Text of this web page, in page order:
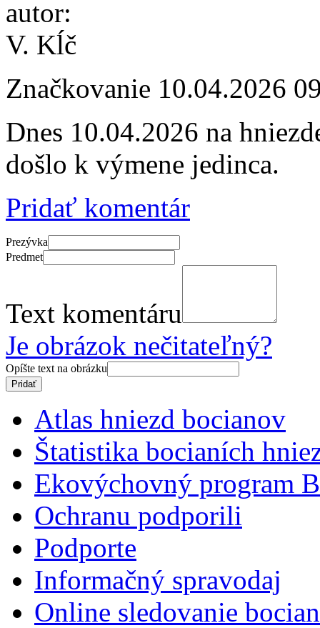
autor:
V. Kĺč
Značkovanie 10.04.2026
Dnes 10.04.2026 na
došlo k výmene jedinca.
Pridať komentár
Prezývka
Predmet
Text komentáru
Je obrázok nečitateľný?
Opíšte text na obrázku
Atlas hniezd bocianov
Štatistika bocianích
Ekovýchovný program
Ochranu podporili
Podporte
Informačný spravodaj
Online sledovanie